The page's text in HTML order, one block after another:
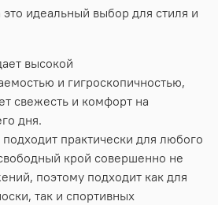
идеальный выбор для стиля и
высокой
и гигроскопичностью,
свежесть и комфорт на
дня.
практически для любого
крой совершенно не
поэтому подходит как для
так и спортивных